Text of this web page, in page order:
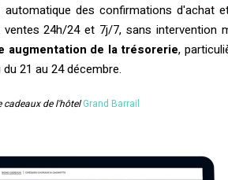
des confirmations d'achat
24h/24 et 7j/7, sans intervention
augmentation de la trésorerie,
21 au 24 décembre.
cadeaux de l'hôtelGrand Barrail